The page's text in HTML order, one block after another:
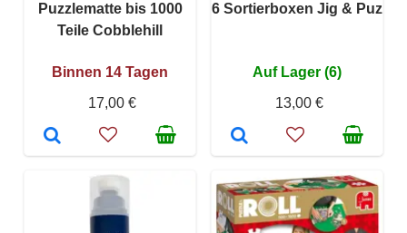
Puzzlematte bis 1000
Teile Cobblehill
Binnen 14 Tagen
17,00 €
6 Sortierboxen Jig & Puz
Auf Lager (6)
13,00 €